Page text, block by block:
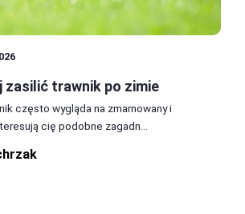
zasilić trawnik po zimie
często wygląda na zmarnowany i
cię podobne zagadn...